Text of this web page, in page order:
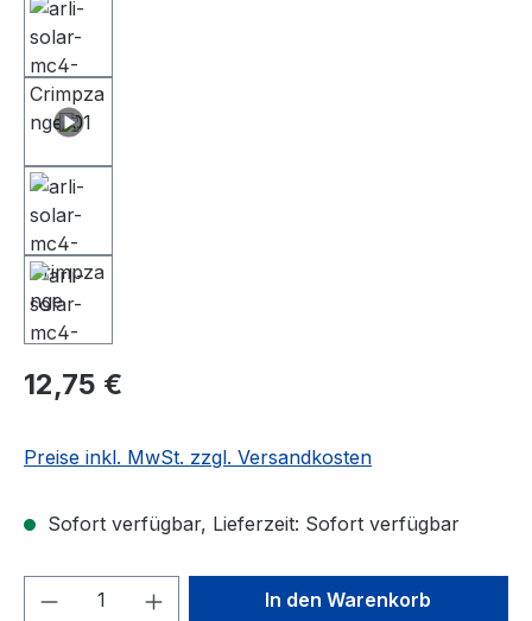
12,75 €
Preise inkl. MwSt. zzgl. Versandkosten
Sofort verfügbar, Lieferzeit: Sofort verfügbar
Produkt Anzahl: Gib denIn den Warenkorb